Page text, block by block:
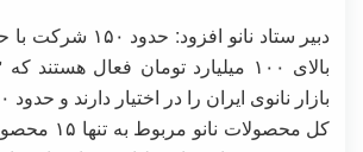
دبیر ستاد نانو
کل محصولات